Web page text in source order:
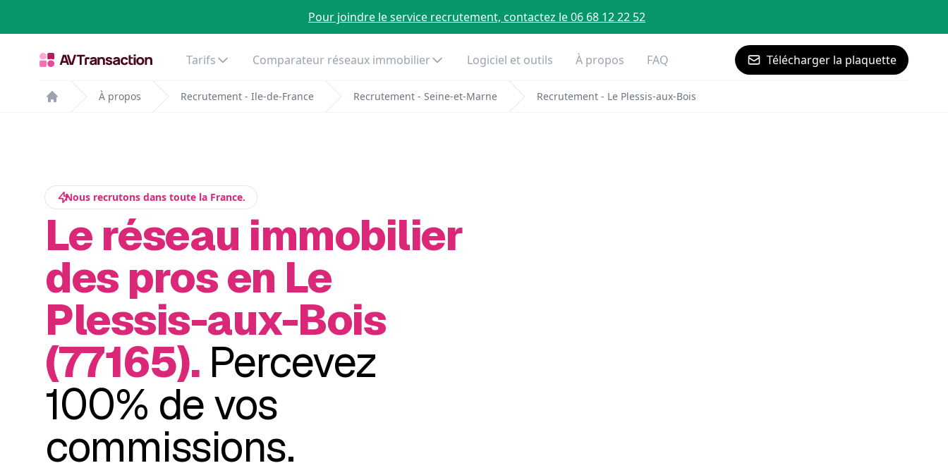
Pour joindre le service recrutement, contactez le 06 68 12 22 52
Tarifs Comparateur réseaux immobilier Logiciel et outils À propos FAQ Télécharger la plaquette
Home
À propos Recrutement - Ile-de-France Recrutement - Seine-et-Marne Recrutement - Le Plessis-aux-Bois
Nous recrutons dans toute la France.
Le réseau immobilier
des pros en Le
Plessis-aux-Bois
(77165). Percevez
100% de vos
commissions.